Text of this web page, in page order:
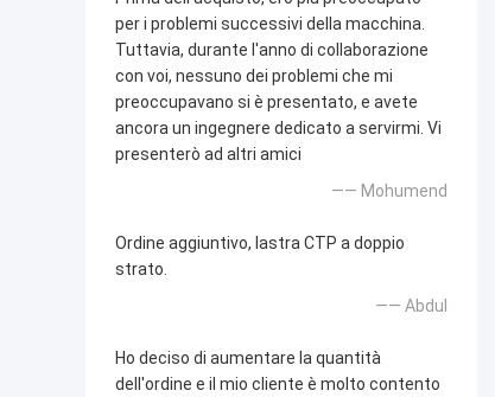
per i problemi successivi della macchina.
Tuttavia, durante l'anno di collaborazione
con voi, nessuno dei problemi che mi
preoccupavano si è presentato, e avete
ancora un ingegnere dedicato a servirmi. Vi
presenterò ad altri amici
—— Mohumend
Ordine aggiuntivo, lastra CTP a doppio
strato.
—— Abdul
Ho deciso di aumentare la quantità
dell'ordine e il mio cliente è molto contento